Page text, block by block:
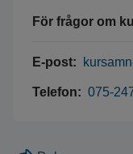
För frågor om
E-post:
Telefon: 075-